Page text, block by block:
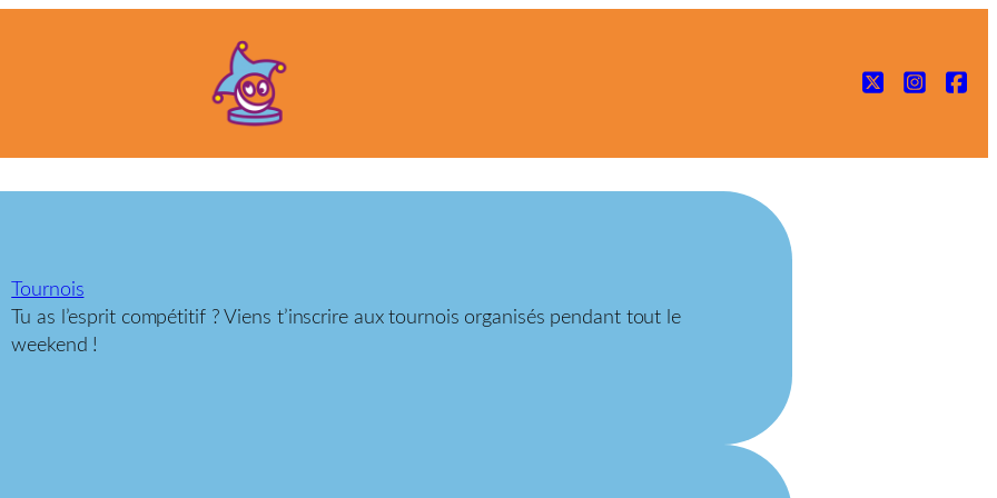
Tournois
Tu as l’esprit compétitif ? Viens t’inscrire aux tournois organisés pendant tout le
weekend !